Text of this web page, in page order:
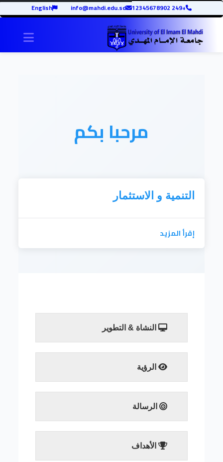
+249 12345678902
info@mahdi.edu.sd
English
مرحبا بكم
التنمية و الاستثمار
إقرأ المزيد
النشاة & التطوير
إقرأ المزيد
الرؤية
إقرأ المزيد
الرسالة
إقرأ المزيد
الأهداف